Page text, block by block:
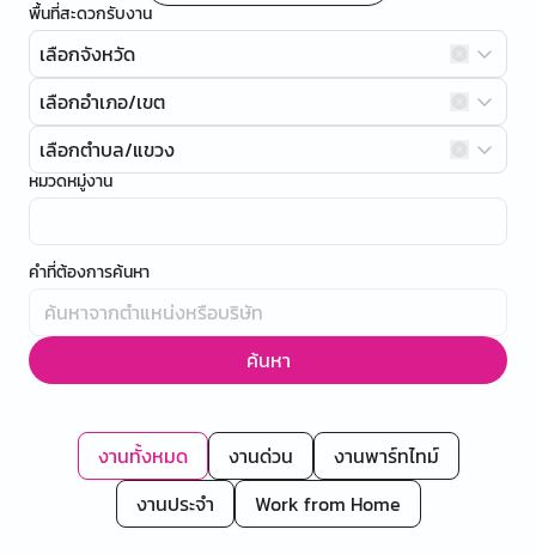
พื้นที่สะดวกรับงาน
เลือกจังหวัด
เลือกอำเภอ/เขต
เลือกตำบล/แขวง
หมวดหมู่งาน
คำที่ต้องการค้นหา
ค้นหา
งานทั้งหมด งานด่วน
งานพาร์ทไทม์
งานประจำ
Work from Home